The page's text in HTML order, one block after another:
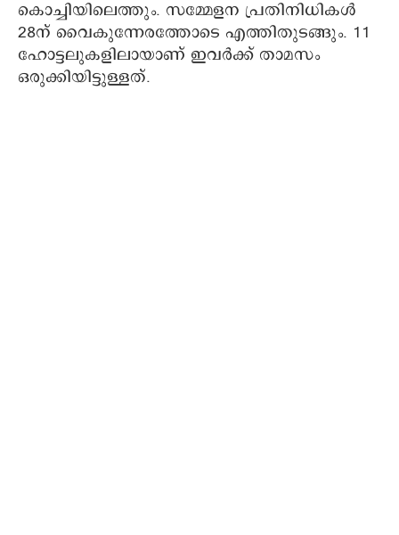
കൊച്ചിയിലെത്തും. സമ്മേളന പ്രതിനിധികള്‍
28ന് വൈകുന്നേരത്തോടെ എത്തിതുടങ്ങും. 11
ഹോട്ടലുകളിലായാണ് ഇവര്‍ക്ക് താമസം
ഒരുക്കിയിട്ടുള്ളത്.